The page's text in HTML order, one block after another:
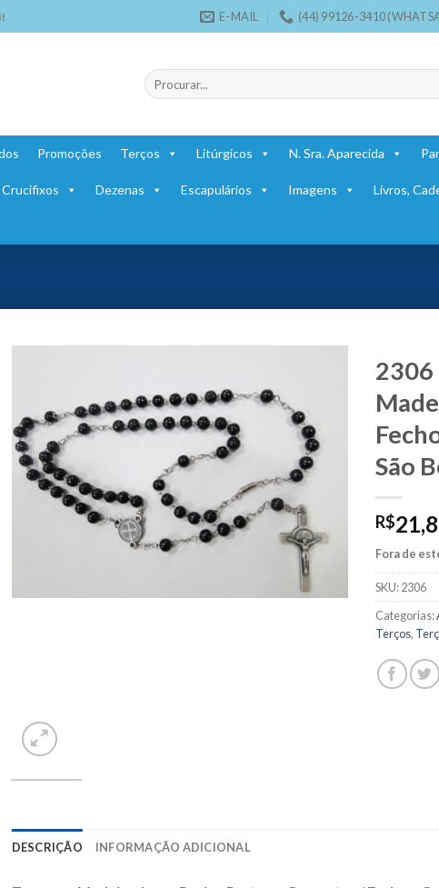
E-MAIL (44) 99126-3410
Pesquisar
por:
Promoções Terços Litúrgicos N. Sra. Aparecida
Crucifixos Dezenas Escapulários Imagens Livros,
2306
São
R$
Fora de
SKU:2306
Categorias:
Terços,
DESCRIÇÃO INFORMAÇÃO ADICIONAL